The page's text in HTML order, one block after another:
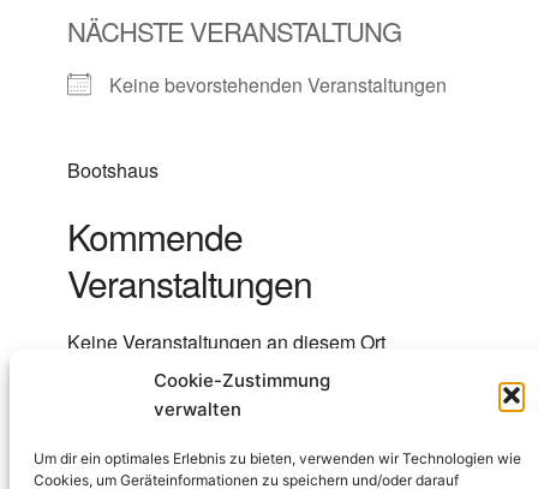
Cookie-Zustimmung
verwalten
Um dir ein optimales Erlebnis zu bieten, verwenden wir Technologien wie
Cookies, um Geräteinformationen zu speichern und/oder darauf
NÄCHSTE VERANSTALTUNG
Keine bevorstehenden Veranstaltungen
Bootshaus
Kommende
Veranstaltungen
Keine Veranstaltungen an diesem Ort